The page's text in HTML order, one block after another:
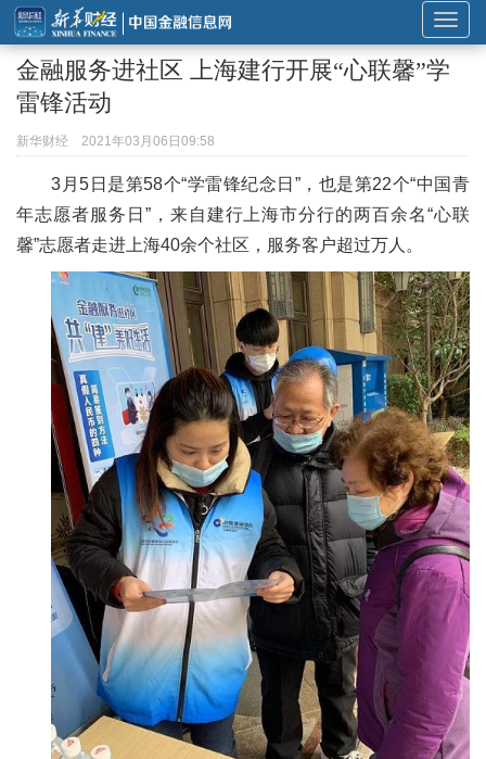
展
开
或
导
航
金融服务进社区 上海建行开展“心联馨”学
雷锋活动
新华财经 2021年03月06日09:58
3月5日是第58个“学雷锋纪念日”，也是第22个“中国青
年志愿者服务日”，来自建行上海市分行的两百余名“心联
馨”志愿者走进上海40余个社区，服务客户超过万人。